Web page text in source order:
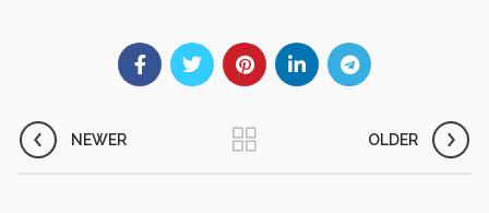
NEWER OLDER